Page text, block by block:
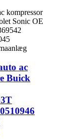
ac
Buick